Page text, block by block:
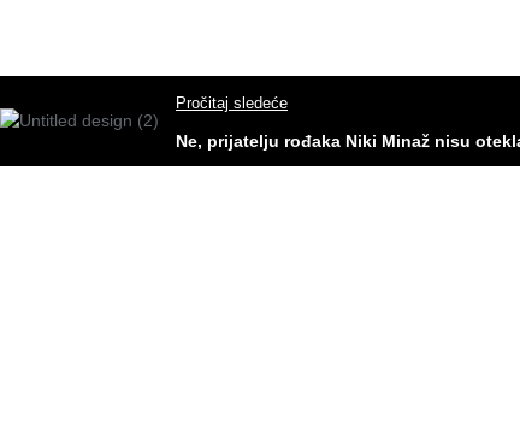
Pročitaj sledeće
Ne, prijatelju rođaka Niki Minaž nisu